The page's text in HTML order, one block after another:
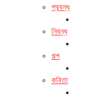
প্রবন্ধ
নিবন্ধ
গল্প
কবিতা